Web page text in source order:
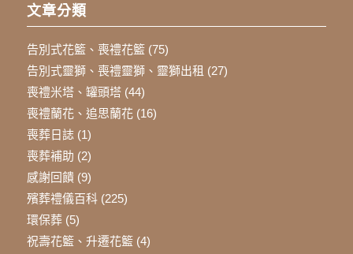
文章分類
告別式花籃、喪禮花籃(75)
告別式靈獅、喪禮靈獅、靈獅出租 (27)
喪禮米塔、罐頭塔(44)
喪禮蘭花、追思蘭花(16)
喪葬日誌(1)
喪葬補助 (2)
感謝回饋(9)
殯葬禮儀百科(225)
環保葬(5)
祝壽花籃、升遷花籃(4)